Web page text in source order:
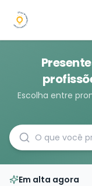
Escolha entre
Em alta agora